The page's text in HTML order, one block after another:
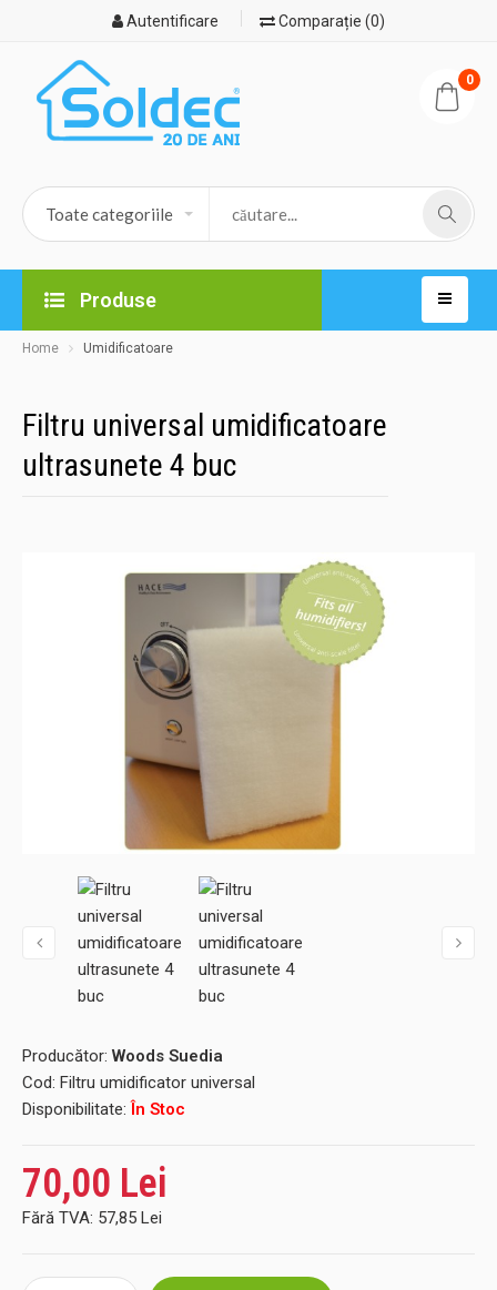
Autentificare Comparație (0)
0
Produse
Home Umidificatoare
Filtru universal umidificatoare
ultrasunete 4 buc
Producător: Woods Suedia
Cod: Filtru umidificator universal
Disponibilitate: În Stoc
70,00 Lei
Fără TVA: 57,85 Lei